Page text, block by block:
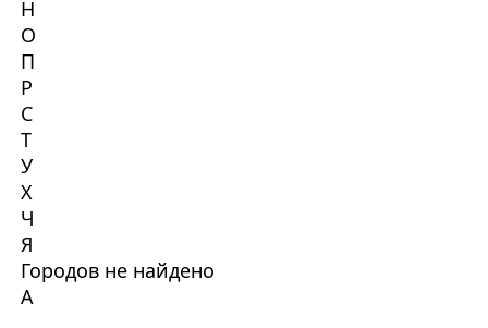
Н
О
П
Р
С
Т
У
Х
Ч
Я
Городов не найдено
А